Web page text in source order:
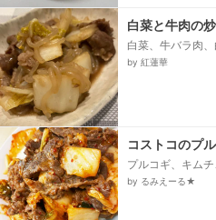
白菜と牛肉の
白菜、牛バラ肉
by 紅蓮華
コストコのプ
プルコギ、キム
by るみえーる★